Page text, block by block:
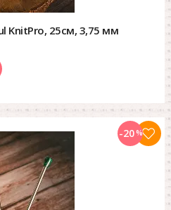
KnitPro, 25см, 3,75 мм
-20%